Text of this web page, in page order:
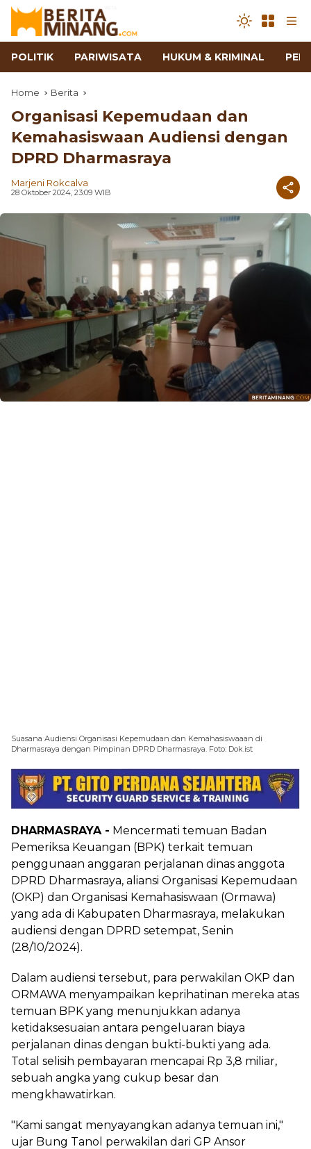
POLITIK PARIWISATA HUKUM & KRIMINAL
Home Berita
Organisasi Kepemudaan dan
Kemahasiswaan Audiensi dengan
DPRD Dharmasraya
Marjeni Rokcalva
28 Oktober 2024, 23:09 WIB
Suasana Audiensi Organisasi Kepemudaan dan Kemahasiswaaan di
Dharmasraya dengan Pimpinan DPRD Dharmasraya. Foto: Dok.ist
DHARMASRAYA - Mencermati temuan Badan
Pemeriksa Keuangan (BPK) terkait temuan
penggunaan anggaran perjalanan dinas anggota
DPRD Dharmasraya, aliansi Organisasi Kepemudaan
(OKP) dan Organisasi Kemahasiswaan (Ormawa)
yang ada di Kabupaten Dharmasraya, melakukan
audiensi dengan DPRD setempat, Senin
(28/10/2024).
Dalam audiensi tersebut, para perwakilan OKP dan
ORMAWA menyampaikan keprihatinan mereka atas
temuan BPK yang menunjukkan adanya
ketidaksesuaian antara pengeluaran biaya
perjalanan dinas dengan bukti-bukti yang ada.
Total selisih pembayaran mencapai Rp 3,8 miliar,
sebuah angka yang cukup besar dan
mengkhawatirkan.
"Kami sangat menyayangkan adanya temuan ini,"
ujar Bung Tanol perwakilan dari GP Ansor